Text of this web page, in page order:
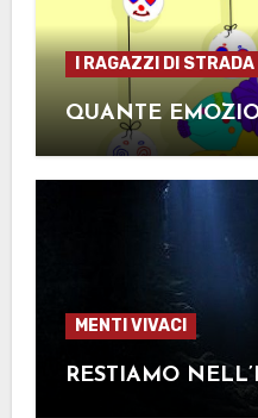
I RAGAZZI DI
QUANTE
MENTI VIVACI
RESTIAMO